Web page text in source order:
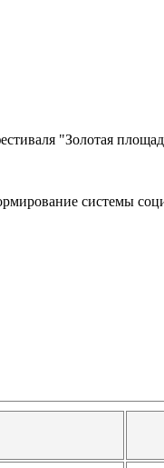
"Золотая
системы